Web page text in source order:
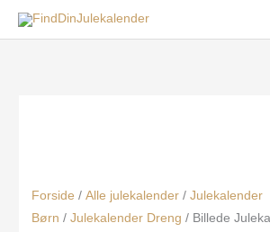
Forside / Alle julekalender/ Julekalender
Børn / Julekalender Dreng / Billede
Menu
Menu
Menu